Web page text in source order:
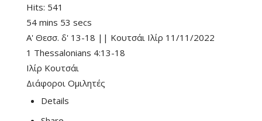
Hits: 541
54 mins 53 secs
Α' Θεσσ. δ' 13-18 || Κουτσάι Ιλίρ 11/11/2022
1 Thessalonians 4:13-18
Ιλίρ Κουτσάι
Διάφοροι Ομιλητές
Details